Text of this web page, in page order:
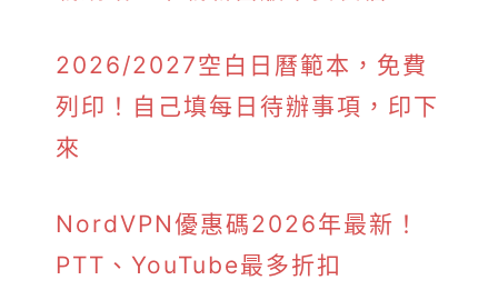
2026/2027空白日曆範本，免費
列印！自己填每日待辦事項，印下
來
NordVPN優惠碼2026年最新！
PTT、YouTube最多折扣